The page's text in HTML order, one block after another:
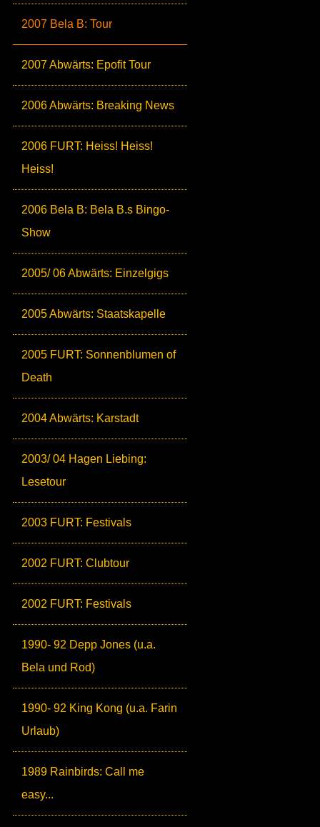
2007 Bela B: Tour
2007 Abwärts: Epofit Tour
2006 Abwärts: Breaking News
2006 FURT: Heiss! Heiss!
Heiss!
2006 Bela B: Bela B.s Bingo-
Show
2005/ 06 Abwärts: Einzelgigs
2005 Abwärts: Staatskapelle
2005 FURT: Sonnenblumen of
Death
2004 Abwärts: Karstadt
2003/ 04 Hagen Liebing:
Lesetour
2003 FURT: Festivals
2002 FURT: Clubtour
2002 FURT: Festivals
1990- 92 Depp Jones (u.a.
Bela und Rod)
1990- 92 King Kong (u.a. Farin
Urlaub)
1989 Rainbirds: Call me
easy...